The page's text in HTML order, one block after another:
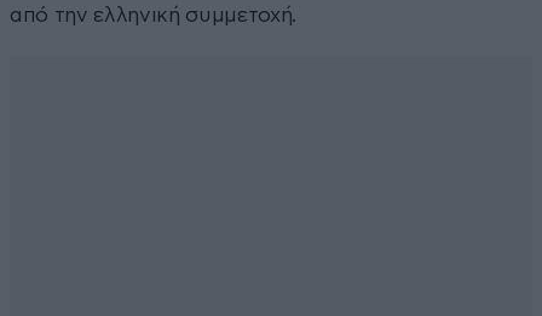
από την ελληνική συμμετοχή.